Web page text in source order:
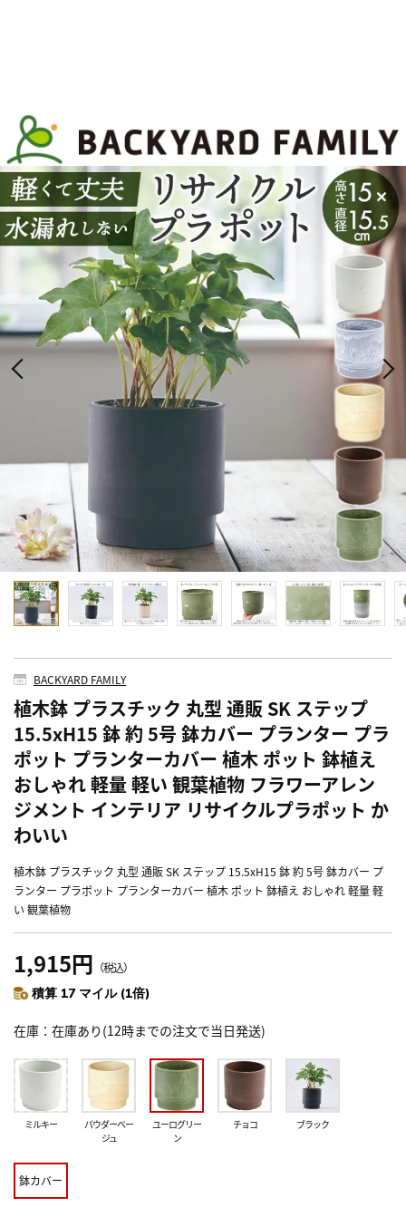
BACKYARD FAMILY
植木鉢 プラスチック 丸型 通販 SK ステップ
15.5xH15 鉢 約 5号 鉢カバー プランター プラ
ポット プランターカバー 植木 ポット 鉢植え
おしゃれ 軽量 軽い 観葉植物 フラワーアレン
ジメント インテリア リサイクルプラポット か
わいい
植木鉢 プラスチック 丸型 通販 SK ステップ 15.5xH15 鉢 約 5号 鉢カバー プ
ランター プラポット プランターカバー 植木 ポット 鉢植え おしゃれ 軽量 軽
い 観葉植物
1,915円 （税込）
積算 17 マイル (1倍)
在庫 在庫あり(12時までの注文で当日発送)
ミルキー
パウダーベー
ジュ
ユーログリー
ン
チョコ ブラック
鉢カバー